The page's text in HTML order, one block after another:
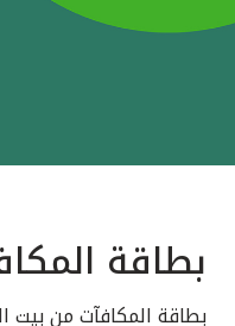
بطاقة
بطاقة المكافآت من بيت